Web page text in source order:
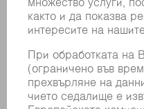
MYTRUMPF
ИНФОРМАЦИОННИ
ПРОДУКТИ
ЛАЗЕР
СИЛОВА ЕЛЕКТРОНИКА
ЕЛЕКТРИЧЕСКИ
SMART FACTORY